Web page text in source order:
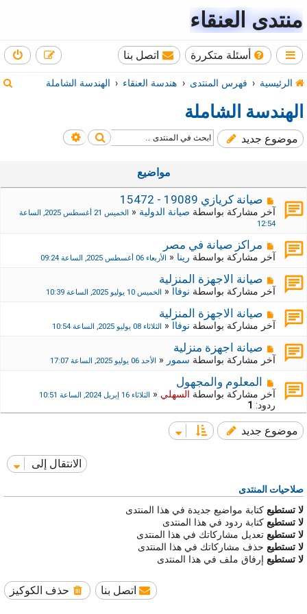
منتدى العنقاء
أسئلة متكررة اتصل بنا
الرئيسية فهرس المنتدى هندسة العنقاء الهندسة الشاملة
الهندسة الشاملة
موضوع جديد بحث بحث متقدم
مواضيع
صيانة كريازي 19089 - 15472
آخر مشاركة بواسطة صيانة الدولية «
الخميس 21 أغسطس 2025, الساعة
12:54
مراكز صيانة في مصر
آخر مشاركة بواسطة رينا « الأربعاء 06 أغسطس 2025, الساعة 09:24
صيانة الاجهزة المنزلية
آخر مشاركة بواسطة نوفاا « الخميس 10 يوليو 2025, الساعة 10:39
صيانة الاجهزة المنزلية
آخر مشاركة بواسطة نوفاا « الثلاثاء 08 يوليو 2025, الساعة 10:54
صيانة اجهزة منزلية
آخر مشاركة بواسطة سمور « الأحد 06 يوليو 2025, الساعة 17:07
المعلوم والمجهول
آخر مشاركة بواسطة السهلي « الثلاثاء 16 إبريل 2024, الساعة 10:51
ردود: 1
موضوع جديد
الانتقال إلى
صلاحيات المنتدى
لا تستطيع كتابة مواضيع جديدة في هذا المنتدى
لا تستطيع كتابة ردود في هذا المنتدى
لا تستطيع تعديل مشاركاتك في هذا المنتدى
لا تستطيع حذف مشاركاتك في هذا المنتدى
لا تستطيع إرفاق ملف في هذا المنتدى
حذف الكوكيز اتصل بنا